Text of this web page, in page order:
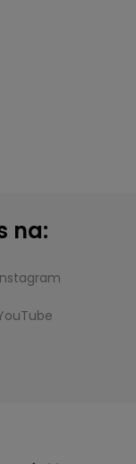
na: